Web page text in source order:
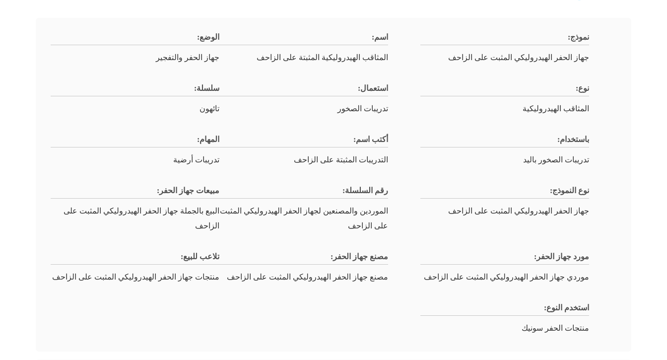
نموذج:
جهاز الحفر الهيدروليكي المثبت على الزاحف
اسم:
المثاقب الهيدروليكية المثبتة على الزاحف
الوضع:
جهاز الحفر والتفجير
نوع:
المثاقب الهيدروليكية
استعمال:
تدريبات الصخور
سلسلة:
تائهون
باستخدام:
تدريبات الصخور باليد
أكتب اسم:
التدريبات المثبتة على الزاحف
المهام:
تدريبات أرضية
نوع النموذج:
جهاز الحفر الهيدروليكي المثبت على الزاحف
رقم السلسلة:
الموردين والمصنعين لجهاز الحفر الهيدروليكي المثبت
على الزاحف
مبيعات جهاز الحفر:
البيع بالجملة جهاز الحفر الهيدروليكي المثبت على
الزاحف
مورد جهاز الحفر:
موردي جهاز الحفر الهيدروليكي المثبت على الزاحف
مصنع جهاز الحفر:
مصنع جهاز الحفر الهيدروليكي المثبت على الزاحف
تلاعب للبيع:
منتجات جهاز الحفر الهيدروليكي المثبت على الزاحف
استخدم النوع:
منتجات الحفر سونيك